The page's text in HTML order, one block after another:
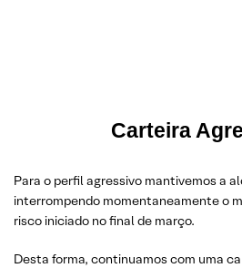
Carteira
Para o perfil agressivo mantivemos a
interrompendo momentaneamente o
risco iniciado no final de março.
Desta forma, continuamos com uma